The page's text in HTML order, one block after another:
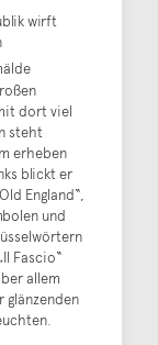
wirft
dort viel
steht
erheben
blickt er
England“,
und
Fascio“
allem
glänzenden